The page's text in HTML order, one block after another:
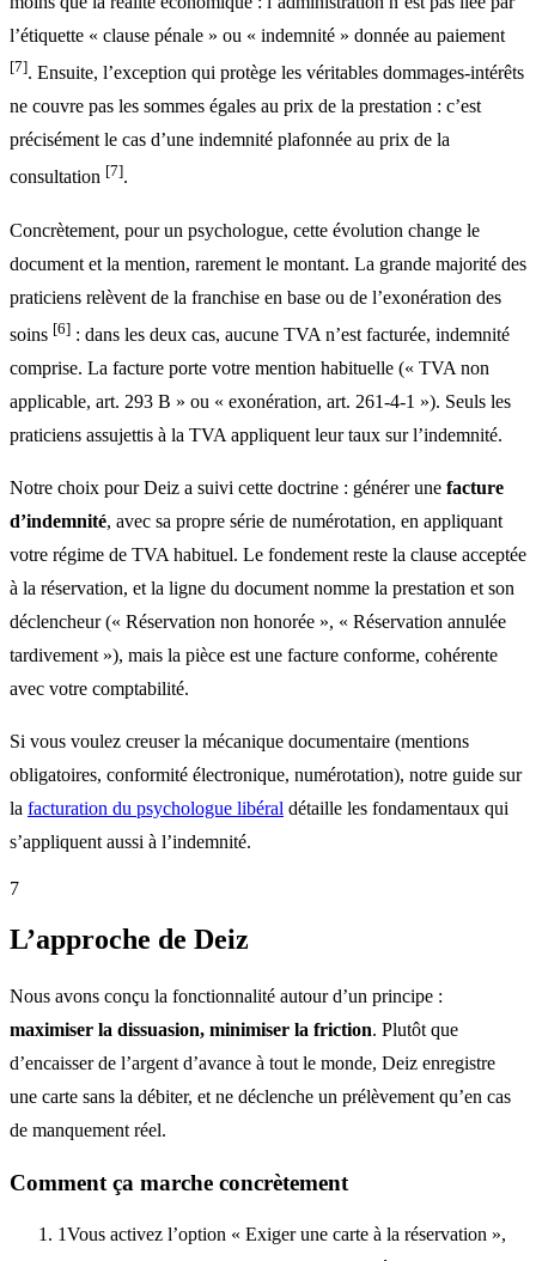
l’étiquette « clause pénale » ou « indemnité » donnée au paiement
[7]. Ensuite, l’exception qui protège les véritables dommages-intérêts
ne couvre pas les sommes égales au prix de la prestation : c’est
précisément le cas d’une indemnité plafonnée au prix de la
consultation [7].
Concrètement, pour un psychologue, cette évolution change le
document et la mention, rarement le montant. La grande majorité des
praticiens relèvent de la franchise en base ou de l’exonération des
soins [6] : dans les deux cas, aucune TVA n’est facturée, indemnité
comprise. La facture porte votre mention habituelle (« TVA non
applicable, art. 293 B » ou « exonération, art. 261-4-1 »). Seuls les
praticiens assujettis à la TVA appliquent leur taux sur l’indemnité.
Notre choix pour Deiz a suivi cette doctrine : générer une facture
d’indemnité, avec sa propre série de numérotation, en appliquant
votre régime de TVA habituel. Le fondement reste la clause acceptée
à la réservation, et la ligne du document nomme la prestation et son
déclencheur (« Réservation non honorée », « Réservation annulée
tardivement »), mais la pièce est une facture conforme, cohérente
avec votre comptabilité.
Si vous voulez creuser la mécanique documentaire (mentions
obligatoires, conformité électronique, numérotation), notre guide sur
la facturation du psychologue libéral détaille les fondamentaux qui
s’appliquent aussi à l’indemnité.
7
L’approche de Deiz
Nous avons conçu la fonctionnalité autour d’un principe :
maximiser la dissuasion, minimiser la friction. Plutôt que
d’encaisser de l’argent d’avance à tout le monde, Deiz enregistre
une carte sans la débiter, et ne déclenche un prélèvement qu’en cas
de manquement réel.
Comment ça marche concrètement
1Vous activez l’option « Exiger une carte à la réservation »,